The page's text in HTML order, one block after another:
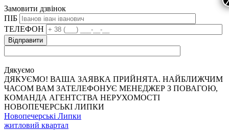
Замовити дзвінок
ПІБ
ТЕЛЕФОН
Дякуємо
ДЯКУЄМО! ВАША ЗАЯВКА ПРИЙНЯТА. НАЙБЛИЖЧИМ
ЧАСОМ ВАМ ЗАТЕЛЕФОНУЄ МЕНЕДЖЕР З ПОВАГОЮ,
КОМАНДА АГЕНТСТВА НЕРУХОМОСТІ
НОВОПЕЧЕРСЬКІ ЛИПКИ
Новопечерські Липки
житловий квартал